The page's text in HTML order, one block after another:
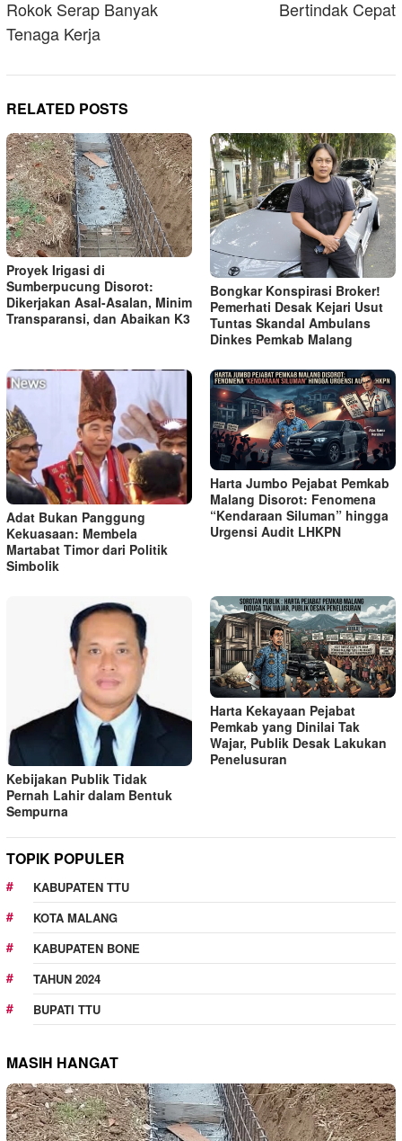
Rokok Serap Banyak
Tenaga Kerja
Bertindak Cepat
RELATED POSTS
Proyek Irigasi di
Sumberpucung Disorot:
Dikerjakan Asal-Asalan, Minim
Transparansi, dan Abaikan K3
Bongkar Konspirasi Broker!
Pemerhati Desak Kejari Usut
Tuntas Skandal Ambulans
Dinkes Pemkab Malang
Adat Bukan Panggung
Kekuasaan: Membela
Martabat Timor dari Politik
Simbolik
Harta Jumbo Pejabat Pemkab
Malang Disorot: Fenomena
“Kendaraan Siluman” hingga
Urgensi Audit LHKPN
Kebijakan Publik Tidak
Pernah Lahir dalam Bentuk
Sempurna
Harta Kekayaan Pejabat
Pemkab yang Dinilai Tak
Wajar, Publik Desak Lakukan
Penelusuran
TOPIK POPULER
KABUPATEN TTU
KOTA MALANG
KABUPATEN BONE
TAHUN 2024
BUPATI TTU
MASIH HANGAT